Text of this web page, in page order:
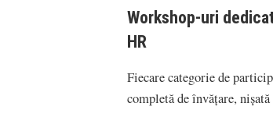
Workshop-uri
HR
Fiecare categorie de
completă de învăţare,